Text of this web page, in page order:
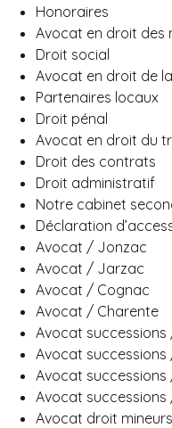
Honoraires
Avocat en droit des
Droit social
Avocat en droit de
Partenaires locaux
Droit pénal
Avocat en droit du
Droit des contrats
Droit administratif
Notre cabinet
Déclaration
Avocat / Jonzac
Avocat / Jarzac
Avocat / Cognac
Avocat / Charente
Avocat
Avocat
Avocat
Avocat
Avocat droit